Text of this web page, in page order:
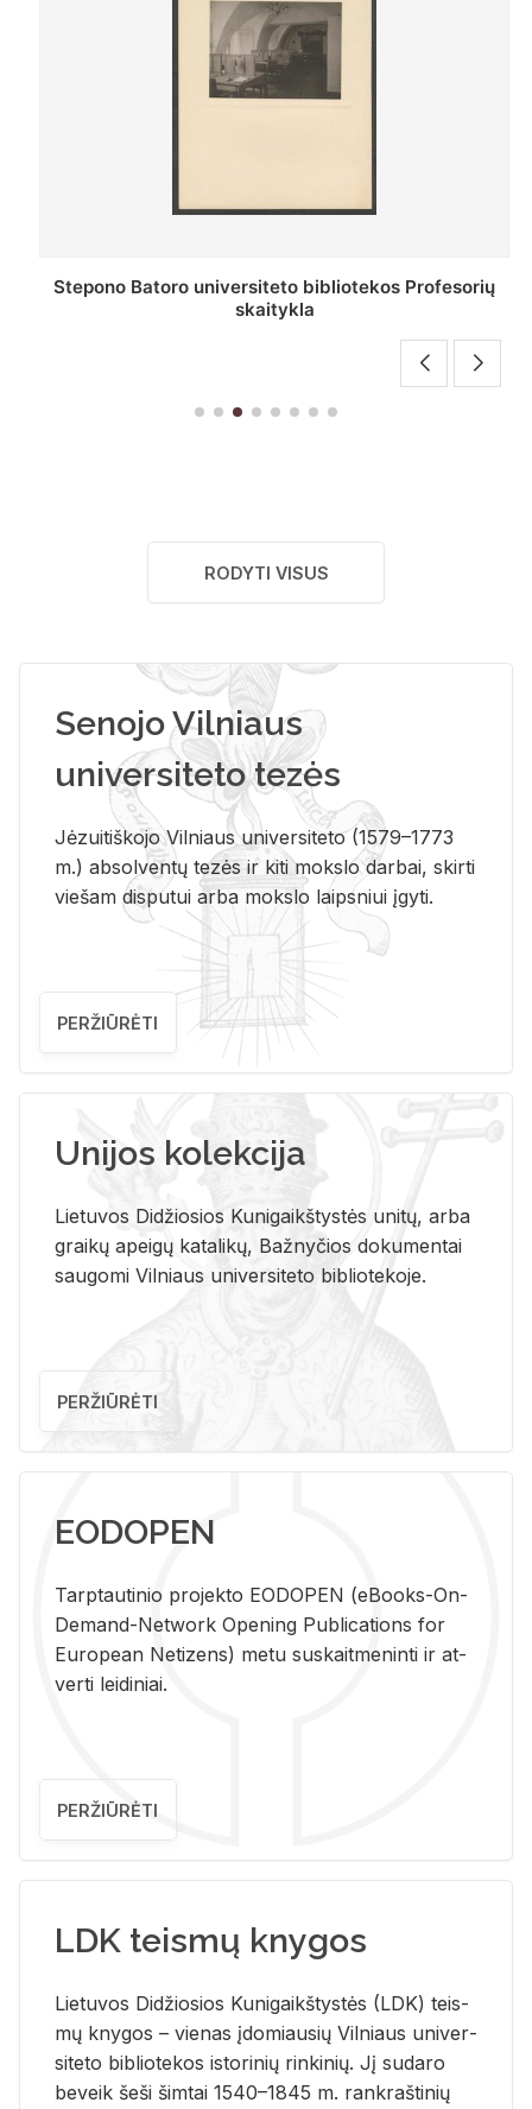
Stepono Batoro universiteto bibliotekos Profesorių
skaitykla
RODYTI VISUS
Senojo Vilniaus
universiteto tezės
Jėzuitiškojo Vilniaus universiteto (1579–1773
m.) absolventų tezės ir kiti mokslo darbai, skirti
viešam disputui arba mokslo laipsniui įgyti.
PERŽIŪRĖTI
Unijos kolekcija
Lietuvos Didžiosios Kunigaikštystės unitų, arba
graikų apeigų katalikų, Bažnyčios dokumentai
saugomi Vilniaus universiteto bibliotekoje.
PERŽIŪRĖTI
EODOPEN
Tarp­tau­ti­nio pro­jek­to EO­DO­PEN (eBo­oks-On-
De­mand-Ne­twork Ope­ning Pub­li­ca­tions for
Eu­ro­pe­an Ne­ti­zens) metu su­skait­me­nin­ti ir at­
ver­ti lei­di­niai.
PERŽIŪRĖTI
LDK teismų knygos
Lie­tu­vos Di­džio­sios Ku­ni­gaikš­tys­tės (LDK) teis­
mų kny­gos – vie­nas įdo­miau­sių Vil­niaus uni­ver­
si­te­to bi­b­lio­te­kos is­to­ri­nių rin­ki­nių. Jį su­da­ro
be­veik šeši šim­tai 1540–1845 m. rank­raš­ti­nių